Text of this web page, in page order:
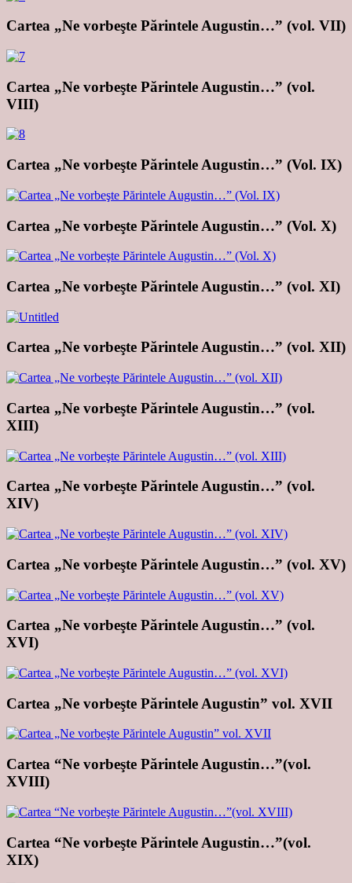
Cartea „Ne vorbeşte Părintele Augustin…” (vol. VII)
Cartea „Ne vorbeşte Părintele Augustin…” (vol.
VIII)
Cartea „Ne vorbeşte Părintele Augustin…” (Vol. IX)
Cartea „Ne vorbeşte Părintele Augustin…” (Vol. X)
Cartea „Ne vorbeşte Părintele Augustin…” (vol. XI)
Cartea „Ne vorbeşte Părintele Augustin…” (vol. XII)
Cartea „Ne vorbeşte Părintele Augustin…” (vol.
XIII)
Cartea „Ne vorbeşte Părintele Augustin…” (vol.
XIV)
Cartea „Ne vorbeşte Părintele Augustin…” (vol. XV)
Cartea „Ne vorbeşte Părintele Augustin…” (vol.
XVI)
Cartea „Ne vorbeşte Părintele Augustin” vol. XVII
Cartea “Ne vorbeşte Părintele Augustin…”(vol.
XVIII)
Cartea “Ne vorbeşte Părintele Augustin…”(vol.
XIX)